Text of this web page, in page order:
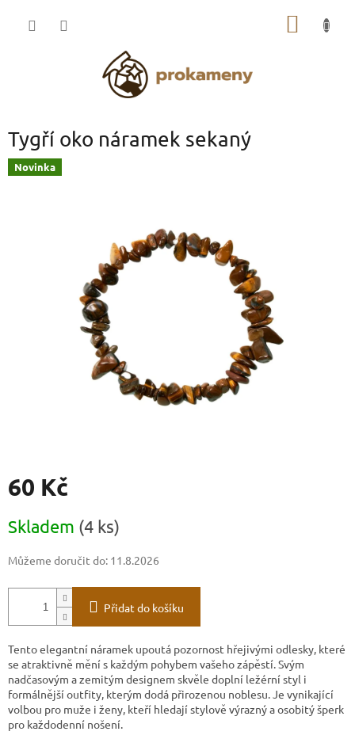
Tygří oko náramek sekaný
Novinka
60 Kč
cena:
Skladem (4 ks)
Můžeme doručit do: 11.8.2026
Přidat do košíku
Tento elegantní náramek upoutá pozornost hřejivými odlesky, které
se atraktivně mění s každým pohybem vašeho zápěstí. Svým
nadčasovým a zemitým designem skvěle doplní ležérní styl i
formálnější outfity, kterým dodá přirozenou noblesu. Je vynikající
volbou pro muže i ženy, kteří hledají stylově výrazný a osobitý šperk
pro každodenní nošení.